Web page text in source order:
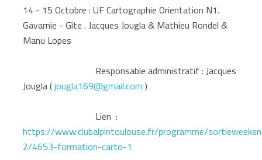
14 - 15 Octobre : UF Cartographie Orientation N1.
Gavarnie - Gîte . Jacques Jougla & Mathieu Rondel &
Manu Lopes
Responsable administratif : Jacques
Jougla (jougla169@gmail.com)
Lien :
https://www.clubalpintoulouse.fr/programme/
2/4653-formation-carto-1